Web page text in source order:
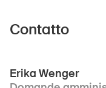
Contatto
Erika Wenger